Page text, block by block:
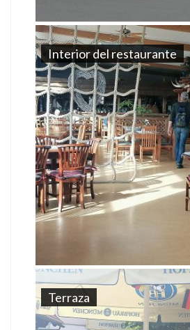
Interior del restaurante
Terraza